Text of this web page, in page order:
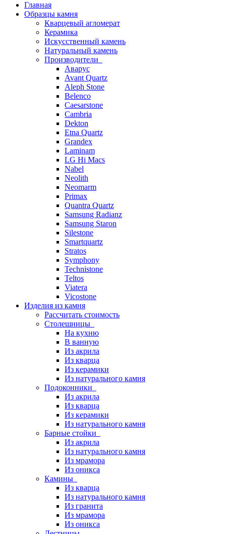
Главная
Образцы камня
Кварцевый агломерат
Керамика
Искусственный камень
Натуральный камень
Производители
Аварус
Avant Quartz
Aleph Stone
Belenco
Caesarstone
Cambria
Dekton
Etna Quartz
Grandex
Laminam
LG Hi Macs
Nabel
Neolith
Neomarm
Primax
Quantra Quartz
Samsung Radianz
Samsung Staron
Silestone
Smartquartz
Stratos
Symphony
Technistone
Teltos
Viatera
Vicostone
Изделия из камня
Рассчитать стоимость
Столешницы
На кухню
В ванную
Из акрила
Из кварца
Из керамики
Из натурального камня
Подоконники
Из акрила
Из кварца
Из керамики
Из натурального камня
Барные стойки
Из акрила
Из натурального камня
Из мрамора
Из оникса
Камины
Из кварца
Из натурального камня
Из гранита
Из мрамора
Из оникса